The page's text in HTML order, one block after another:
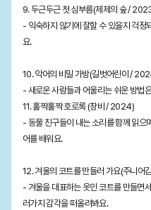
9. 두근두근 첫 심부름(제제의 숲 /
- 익숙하지 않기에 잘할 수 있을지 걱정
요.
10. 악어의 비밀 가방(길벗어린이 /
- 새로운 사람들과 어울리는 쉬운 방법
11. 홀짝홀짝 호로록 (창비 / 2024)
- 동물 친구들이 내는 소리를 함께 읽으
어를 배워요.
12. 겨울의 코트를 만들러 가요(주니어
- 겨울을 대표하는 옷인 코트를 만들면
러가지 감각을 떠올려봐요.